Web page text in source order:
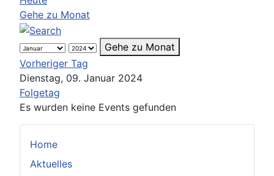
Home
Aktuelles
Gehe zu Monat
Gehe zu Monat
Vorheriger Tag
Dienstag, 09. Januar 2024
Folgetag
Es wurden keine Events gefunden